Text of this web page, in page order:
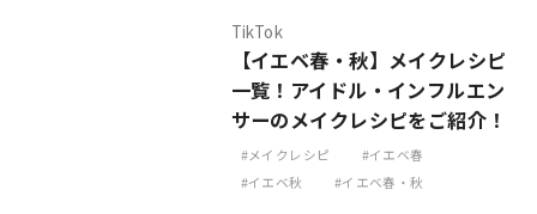
TikTok
【イエベ春・秋】メイクレシピ
一覧！アイドル・インフルエン
サーのメイクレシピをご紹介！
メイクレシピ
イエベ春
イエベ秋
イエベ春・秋